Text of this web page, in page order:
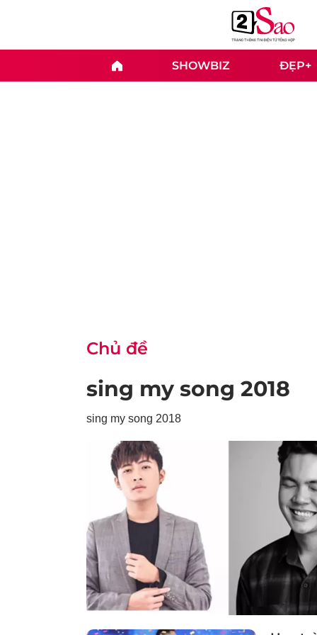
SHOWBIZ ĐẸP+
Chủ đề
sing my song 2018
sing my song 2018